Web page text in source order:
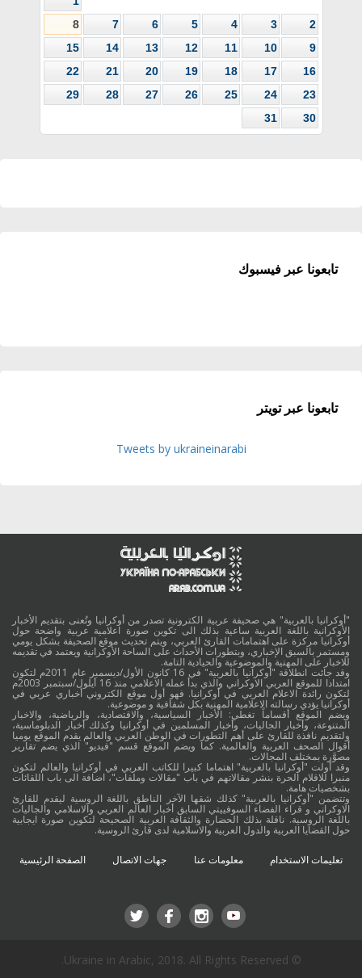
2
3
4
5
6
7
8
9
10
11
12
13
14
15
16
17
18
19
20
21
22
23
24
25
26
27
28
29
30
31
تابعونا عبر فيسبوك
تابعونا عبر تويتر
Tweets by ukraineinarabi
"أوكرانيا بالعربية" هي صحيفة عربية الكترونية تصدر من أوكرانيا وتُعنى بتقديم الأخبار
الأوكرانية باللغة العربية ساعية بذلك الى تكوين صورة اعلامية عربية واضحة حول
أوكرانيا مركزة على اهتمامات القارئ العربي، ويتم تحديث موقع الصحيفة بشكل يومي
ومستمر بالسبق الإخباري، وبتطورات الأحداث على الساحة الأوكرانية ويعتمد في تقديمه
للاخبار على المهنية والموضوعية والحيادية التامة.
وقد جائت انطلاقة "أوكرانيا بالعربية" في 16 كانون الأول/ديسمبر عام 2011م لتكون
امتدادا للموقع العربي الاوكراني والذي بدأ عمله الاعلامي منذ 16 أيلول/سبتمبر 2003م
لتكون رائدة الاعلام العربي في أوكرانيا. فهو أول موقع الكتروني أخباري عربي في
أوكرانيا يؤدي رسالته الاعلامية المهنية بكل شفافية و موضوعية.
ويضم الموقع أقساماً تغطي: الأخبار السياسية، والاقتصادية، والرياضية، والاخبار
المتنوعة، وأخبار الجاليات، وأخبار المسلمين في أوكرانيا وكذلك أخبار الدبلوماسية،
ولتقديم نافذة للقارئ على أهم التطورات في الوطن العربي والعالم يقدم الموقع يوميا
أقوال الصحف العربية والعالمية. كما ويضم الموقع قسم "فيديو" الذي يضم تقارير
مصوَّرة بمختلف المجالات.
وقد أولت "أوكرانيا بالعربية" اهتماما كبيرا للكاتب العربي في أوكرانيا والعالم لتكون
منبرا للاقلام الحرة بنشر مقالاتهم في باب "مقالات وملفات"، اضافة الى باب اللقائات
بشخصيات هامة.
وتتضمن "أوكرانيا بالعربية" كذلك شقها الآخر الناطق باللغة الروسية ليقدم للقارئ
الاوكراني و قراء الفضاء السوفييتي السابق أخبار العالم العربي والاسلامي والجاليات
باللغة الروسية. ناقلة بذلك الحضارة والثقافة العربية الصحيحة لتكوين صورة ايجابية
حول القضايا العربية والدول العربية والاسلامية لدى قارئ الروسية.
تعليمات الاستخدام معلومات عنا جهات الاتصال الصفحة الرئيسية
© Ukraine in Arabic, 2018. All Rights Reserved.